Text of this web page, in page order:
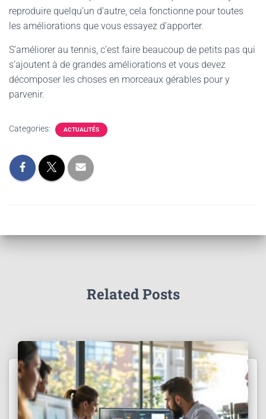
reproduire quelqu’un d’autre, cela fonctionne pour toutes
les améliorations que vous essayez d’apporter.
S’améliorer au tennis, c’est faire beaucoup de petits pas qui
s’ajoutent à de grandes améliorations et vous devez
décomposer les choses en morceaux gérables pour y
parvenir.
Categories: ACTUALITÉS
Related Posts